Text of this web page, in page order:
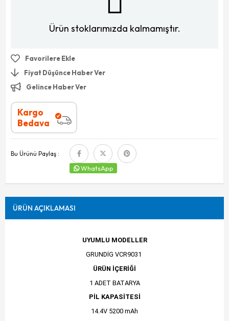
Ürün stoklarımızda kalmamıştır.
Favorilere Ekle
Fiyat Düşünce Haber Ver
Gelince Haber Ver
Kargo
Bedava
Bu Ürünü Paylaş :
WhatsApp
ÜRÜN AÇIKLAMASI
UYUMLU MODELLER
GRUNDİG VCR9031
ÜRÜN İÇERİĞİ
1 ADET BATARYA
PİL KAPASİTESİ
14.4V 5200 mAh